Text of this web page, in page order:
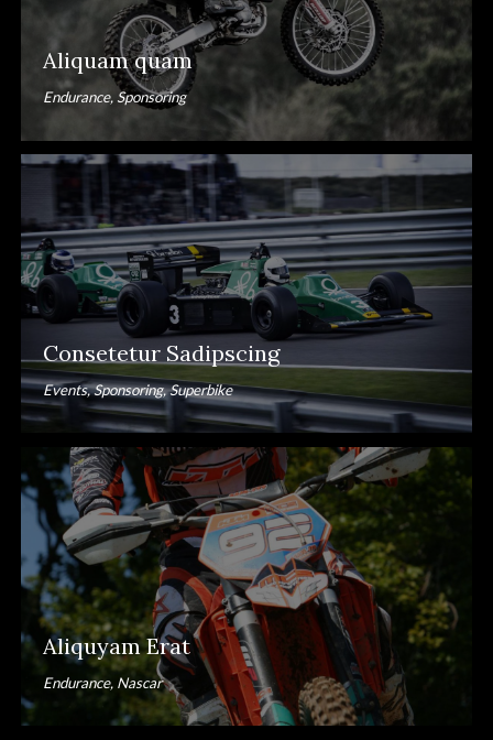
Aliquam quam
Endurance, Sponsoring
Consetetur Sadipscing
Events, Sponsoring, Superbike
Aliquyam Erat
Endurance, Nascar